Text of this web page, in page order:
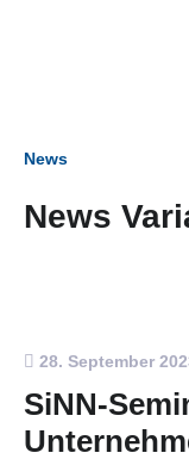
News
News
28. September
SiNN-